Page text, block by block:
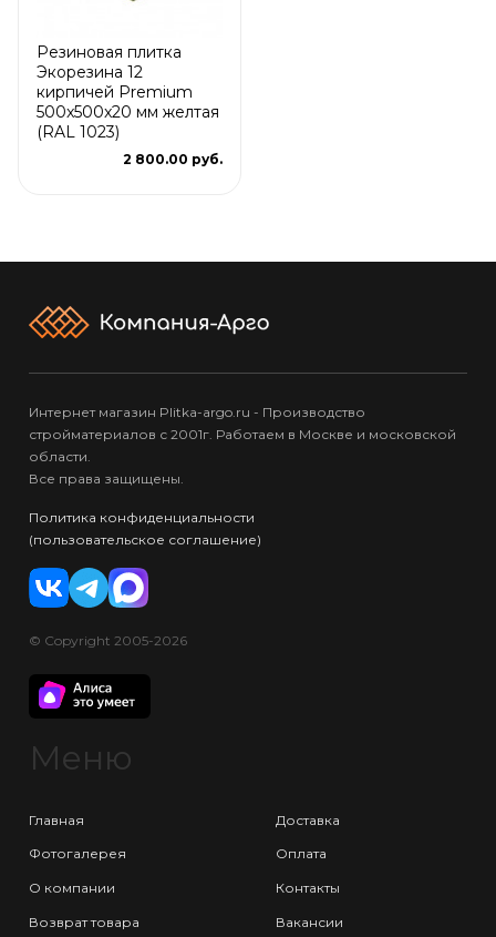
Резиновая плитка
Экорезина 12
кирпичей Premium
500x500x20 мм желтая
(RAL 1023)
2 800.00 руб.
Интернет магазин Plitka-argo.ru - Производство
стройматериалов с 2001г. Работаем в Москве и московской
области.
Все права защищены.
Политика конфиденциальности
(пользовательское соглашение)
© Copyright 2005-2026
Меню
Главная
Фотогалерея
О компании
Возврат товара
Доставка
Оплата
Контакты
Вакансии